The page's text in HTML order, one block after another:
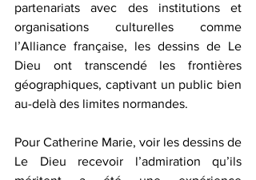
partenariats avec des institutions et
organisations culturelles comme
l’Alliance française, les dessins de Le
Dieu ont transcendé les frontières
géographiques, captivant un public bien
au-delà des limites normandes.
Pour Catherine Marie, voir les dessins de
Le Dieu recevoir l’admiration qu’ils